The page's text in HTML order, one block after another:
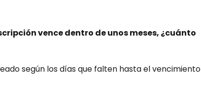
vence dentro de unos meses, ¿cuánto
según los días que falten hasta el vencimiento